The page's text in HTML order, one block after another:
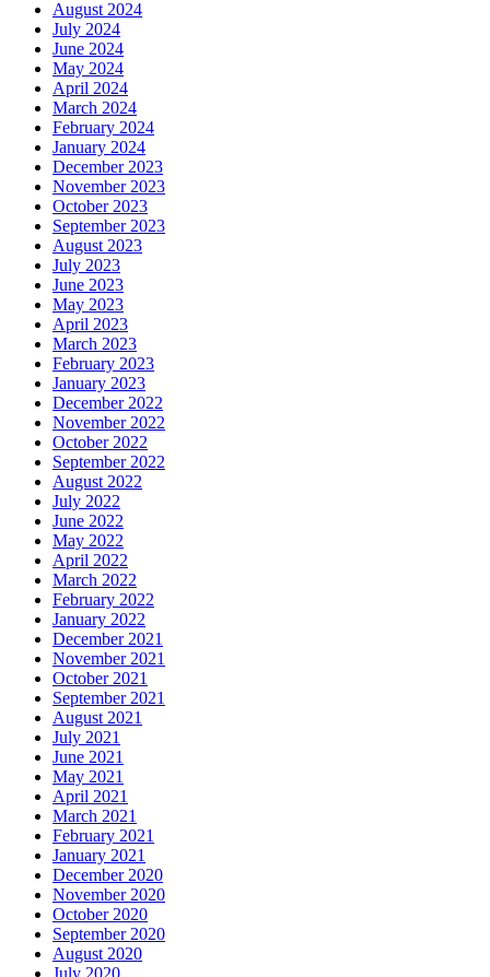
August 2024
July 2024
June 2024
May 2024
April 2024
March 2024
February 2024
January 2024
December 2023
November 2023
October 2023
September 2023
August 2023
July 2023
June 2023
May 2023
April 2023
March 2023
February 2023
January 2023
December 2022
November 2022
October 2022
September 2022
August 2022
July 2022
June 2022
May 2022
April 2022
March 2022
February 2022
January 2022
December 2021
November 2021
October 2021
September 2021
August 2021
July 2021
June 2021
May 2021
April 2021
March 2021
February 2021
January 2021
December 2020
November 2020
October 2020
September 2020
August 2020
July 2020